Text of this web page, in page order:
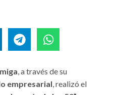
, a través de su
empresarial, realizó el